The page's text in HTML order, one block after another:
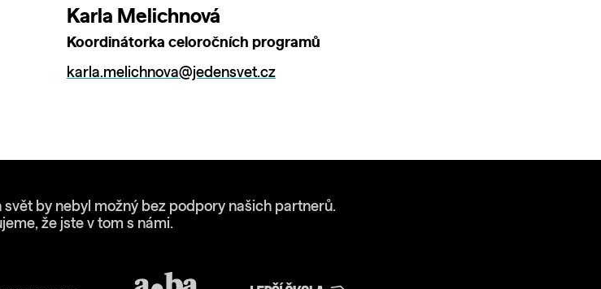
Karla Melichnová
Koordinátorka celoročních programů
karla.melichnova@jedensvet.cz
by nebyl možný bez podpory našich partnerů.
že jste v tom s námi.